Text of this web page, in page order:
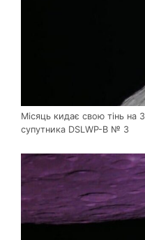
Місяць кидає свою тінь на
супутника DSLWP-B № 3